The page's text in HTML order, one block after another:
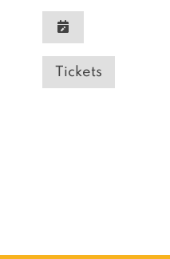
Tickets